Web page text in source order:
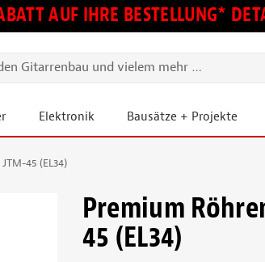
AUF IHRE BESTELLUNG*
Elektronik Bausätze + Projekte
45 (EL34)
Premium
45 (EL34)